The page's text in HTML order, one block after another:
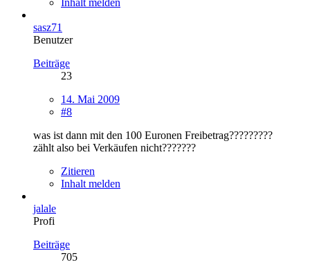
sasz71
Benutzer
Beiträge
23
14. Mai 2009
#8
was ist dann mit den 100 Euronen Freibetrag?????????
zählt also bei Verkäufen nicht???????
Zitieren
Inhalt melden
jalale
Profi
Beiträge
705